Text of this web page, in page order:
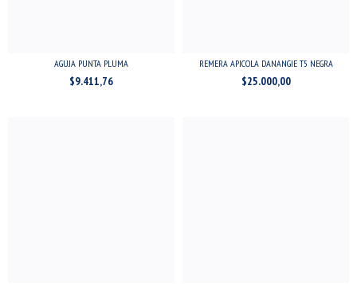
AGUJA PUNTA PLUMA
$9.411,76
REMERA APICOLA DANANGIE T5 NEGRA
$25.000,00